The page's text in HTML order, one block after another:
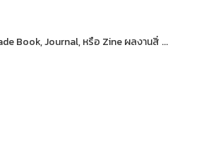
Book, Journal, หรือ Zine ผลงานสิ่ ...